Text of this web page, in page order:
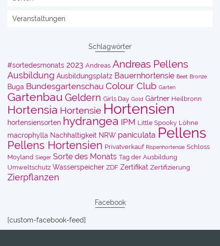
Veranstaltungen
Schlagwörter
#sortedesmonats 2023 Andreas Andreas Pellens
Ausbildung Ausbildungsplatz Bauernhortensie Beet Bronze
Buga Bundesgartenschau Colour Club Garten
Gartenbau Geldern Girls Day Gold Gärtner Heilbronn
Hortensia Hortensie Hortensien
hortensiensorten hydrangea IPM Little Spooky Löhne
macrophylla Nachhaltigkeit NRW paniculata Pellens
Pellens Hortensien Privatverkauf Rispenhortensie Schloss
Moyland Sieger Sorte des Monats Tag der Ausbildung
Umweltschutz Wasserspeicher ZDF Zertifikat Zertifizierung
Zierpflanzen
Facebook
[custom-facebook-feed]